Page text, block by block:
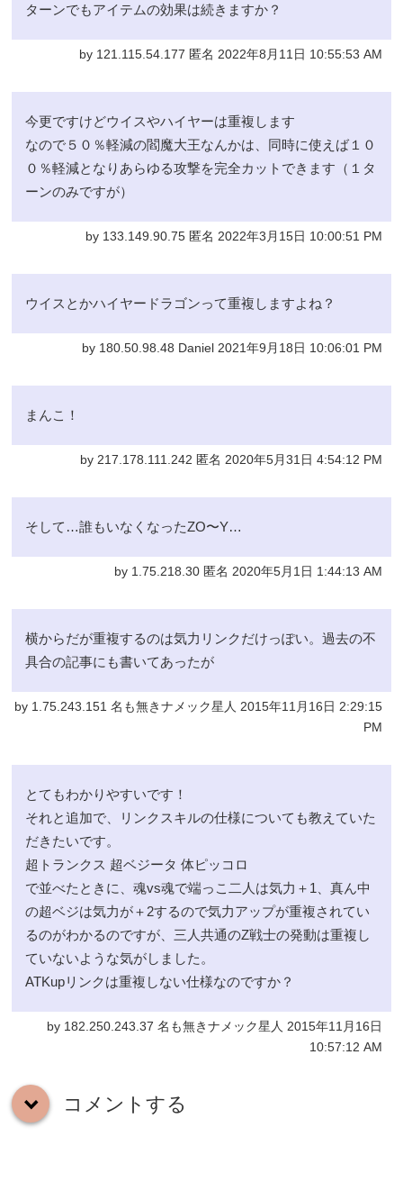
ターンでもアイテムの効果は続きますか？
by 121.115.54.177 匿名 2022年8月11日 10:55:53 AM
今更ですけどウイスやハイヤーは重複します
なので５０％軽減の閻魔大王なんかは、同時に使えば１０
０％軽減となりあらゆる攻撃を完全カットできます（１タ
ーンのみですが）
by 133.149.90.75 匿名 2022年3月15日 10:00:51 PM
ウイスとかハイヤードラゴンって重複しますよね？
by 180.50.98.48 Daniel 2021年9月18日 10:06:01 PM
まんこ！
by 217.178.111.242 匿名 2020年5月31日 4:54:12 PM
そして…誰もいなくなったZO〜Y…
by 1.75.218.30 匿名 2020年5月1日 1:44:13 AM
横からだが重複するのは気力リンクだけっぽい。過去の不
具合の記事にも書いてあったが
by 1.75.243.151 名も無きナメック星人 2015年11月16日 2:29:15
PM
とてもわかりやすいです！
それと追加で、リンクスキルの仕様についても教えていた
だきたいです。
超トランクス 超ベジータ 体ピッコロ
で並べたときに、魂vs魂で端っこ二人は気力＋1、真ん中
の超ベジは気力が＋2するので気力アップが重複されてい
るのがわかるのですが、三人共通のZ戦士の発動は重複し
ていないような気がしました。
ATKupリンクは重複しない仕様なのですか？
by 182.250.243.37 名も無きナメック星人 2015年11月16日
10:57:12 AM
down コメントする